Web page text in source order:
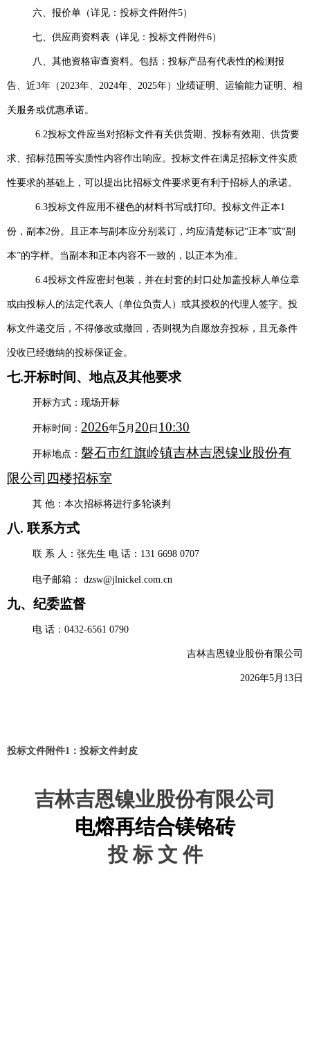
六、报价单（详见：投标文件附件5）
七、供应商资料表（详见：投标文件附件6）
八、其他资格审查资料。包括：投标产品有代表性的检测报
告、近3年（2023年、2024年、2025年）业绩证明、运输能力证明、相
关服务或优惠承诺。
6.2投标文件应当对招标文件有关供货期、投标有效期、供货要
求、招标范围等实质性内容作出响应。投标文件在满足招标文件实质
性要求的基础上，可以提出比招标文件要求更有利于招标人的承诺。
6.3投标文件应用不褪色的材料书写或打印。投标文件正本1
份，副本2份。且正本与副本应分别装订，均应清楚标记“正本”或“副
本”的字样。当副本和正本内容不一致的，以正本为准。
6.4投标文件应密封包装，并在封套的封口处加盖投标人单位章
或由投标人的法定代表人（单位负责人）或其授权的代理人签字。投
标文件递交后，不得修改或撤回，否则视为自愿放弃投标，且无条件
没收已经缴纳的投标保证金。
七.开标时间、地点及其他要求
开标方式：现场开标
开标时间：2026年5 月20 日 10:30
开标地点： 磐石市红旗岭镇吉林吉恩镍业股份有
限公司 四楼招标室
其 他：本次招标将进行多轮谈判
八. 联系方式
联 系 人：张先生 电 话： 131 6698 0707
电子邮箱：dzsw@jlnickel.com.cn
九、纪委监督
电 话：0432-6561 0790
吉林吉恩镍业股份有限公司
2026年5月 13日
投标文件附件1：投标文件封皮
吉林吉恩镍业股份有限公司
电熔再结合镁铬砖
投 标 文 件